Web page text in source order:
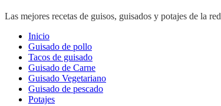
Las mejores recetas de guisos, guisados y potajes de la red
Inicio
Guisado de pollo
Tacos de guisado
Guisado de Carne
Guisado Vegetariano
Guisado de pescado
Potajes